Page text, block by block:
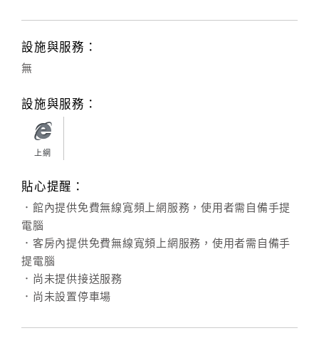
設施與服務：
無
設施與服務：
上網
貼心提醒：
．館內提供免費無線寬頻上網服務，使用者需自備手提
電腦
．客房內提供免費無線寬頻上網服務，使用者需自備手
提電腦
．尚未提供接送服務
．尚未設置停車場